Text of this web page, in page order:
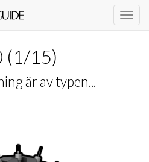
(1/15)
är av typen...